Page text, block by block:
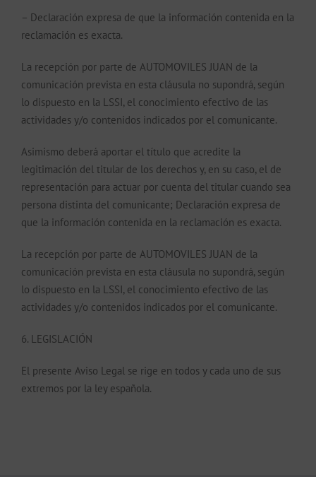
– Declaración expresa de que la información contenida en la
reclamación es exacta.
La recepción por parte de AUTOMOVILES JUAN de la
comunicación prevista en esta cláusula no supondrá, según
lo dispuesto en la LSSI, el conocimiento efectivo de las
actividades y/o contenidos indicados por el comunicante.
Asimismo deberá aportar el título que acredite la
legitimación del titular de los derechos y, en su caso, el de
representación para actuar por cuenta del titular cuando sea
persona distinta del comunicante; Declaración expresa de
que la información contenida en la reclamación es exacta.
La recepción por parte de AUTOMOVILES JUAN de la
comunicación prevista en esta cláusula no supondrá, según
lo dispuesto en la LSSI, el conocimiento efectivo de las
actividades y/o contenidos indicados por el comunicante.
6. LEGISLACIÓN
El presente Aviso Legal se rige en todos y cada uno de sus
extremos por la ley española.